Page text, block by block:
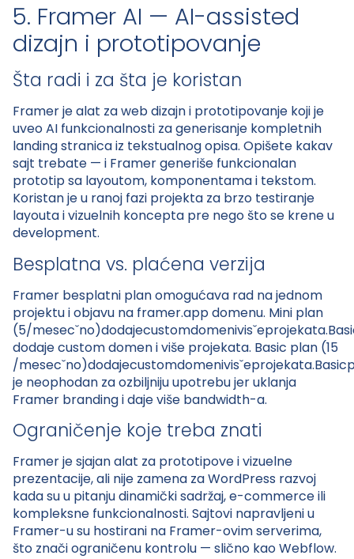
5. Framer AI — AI-assisted
dizajn i prototipovanje
Šta radi i za šta je koristan
Framer je alat za web dizajn i prototipovanje koji je
uveo AI funkcionalnosti za generisanje kompletnih
landing stranica iz tekstualnog opisa. Opišete kakav
sajt trebate — i Framer generiše funkcionalan
prototip sa layoutom, komponentama i tekstom.
Koristan je u ranoj fazi projekta za brzo testiranje
layouta i vizuelnih koncepta pre nego što se krene u
development.
Besplatna vs. plaćena verzija
Framer besplatni plan omogućava rad na jednom
projektu i objavu na framer.app domenu. Mini plan
(5/
dodaje custom domen i više projekata. Basic plan (15
/
je neophodan za ozbiljniju upotrebu jer uklanja
Framer branding i daje više bandwidth-a.
Ograničenje koje treba znati
Framer je sjajan alat za prototipove i vizuelne
prezentacije, ali nije zamena za WordPress razvoj
kada su u pitanju dinamički sadržaj, e-commerce ili
kompleksne funkcionalnosti. Sajtovi napravljeni u
Framer-u su hostirani na Framer-ovim serverima,
što znači ograničenu kontrolu — slično kao Webflow.